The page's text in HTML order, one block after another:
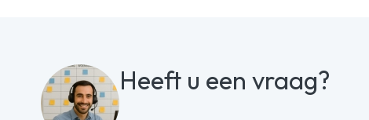
Heeft u een vraag?